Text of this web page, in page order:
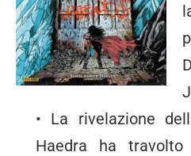
• La rivelazione
Haedra ha